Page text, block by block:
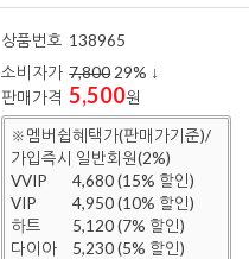
상품번호 138965
소비자가 7,800 29% ↓
판매가격 5,500원
※멤버쉽혜택가(판매가기준)/
가입즉시 일반회원(2%)
VVIP
4,680 (15% 할인)
VIP
4,950 (10% 할인)
하트
5,120 (7% 할인)
다이아
5,230 (5% 할인)